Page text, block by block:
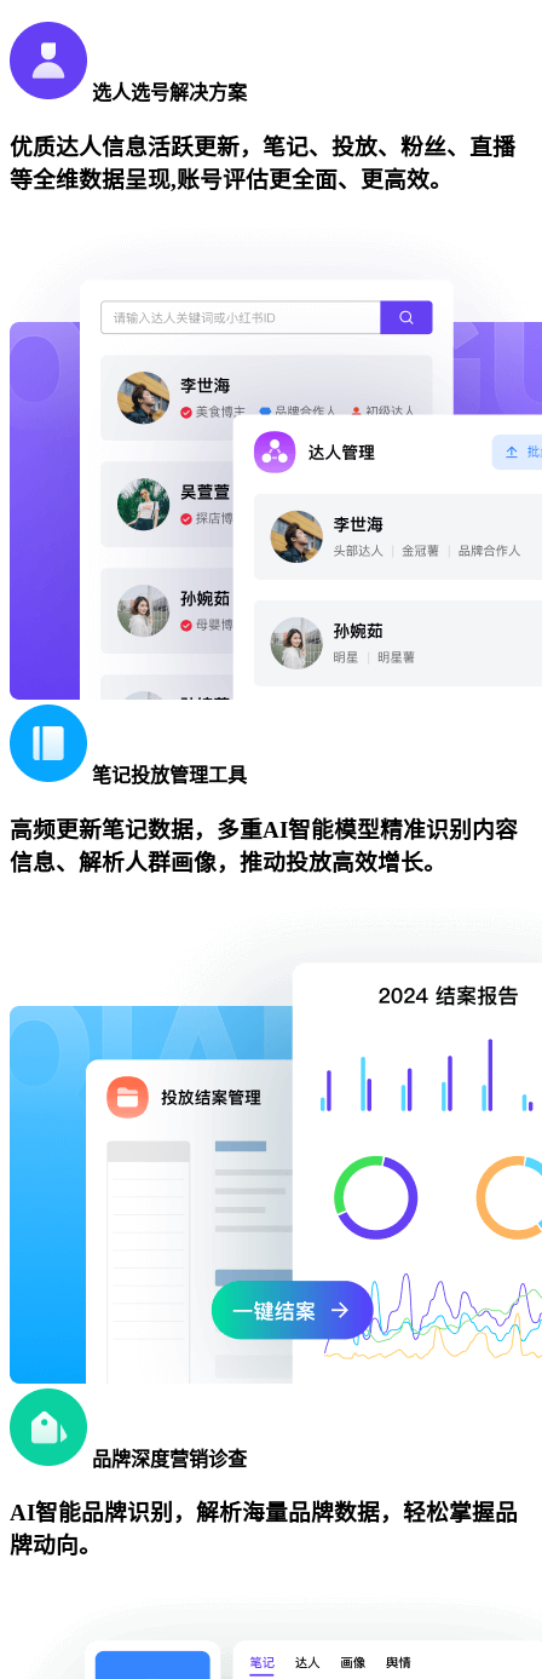
选人选号解决方案
优质达人信息活跃更新，笔记、投放、粉丝、直播
等全维数据呈现,账号评估更全面、更高效。
笔记投放管理工具
高频更新笔记数据，多重AI智能模型精准识别内容
信息、解析人群画像，推动投放高效增长。
品牌深度营销诊查
AI智能品牌识别，解析海量品牌数据，轻松掌握品
牌动向。